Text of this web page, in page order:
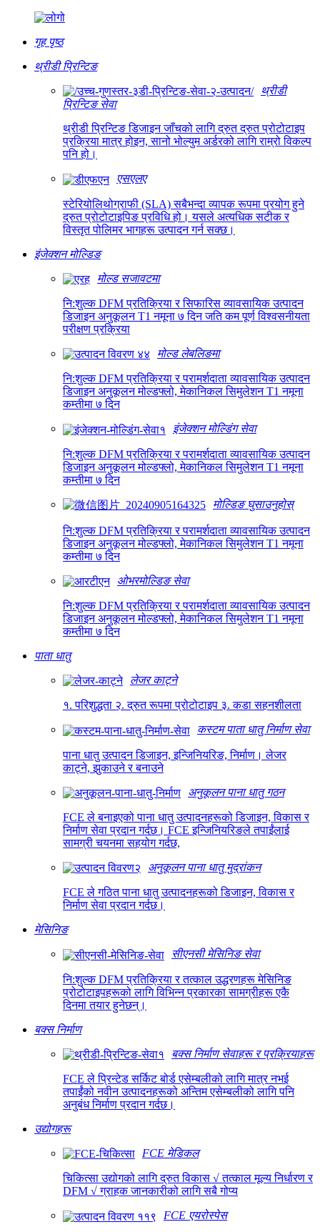
गृह पृष्ठ
थ्रीडी प्रिन्टिङ
थ्रीडी
प्रिन्टिङ सेवा
थ्रीडी प्रिन्टिङ डिजाइन जाँचको लागि द्रुत द्रुत प्रोटोटाइप
प्रक्रिया मात्र होइन, सानो भोल्युम अर्डरको लागि राम्रो विकल्प
पनि हो।
एसएलए
स्टेरियोलिथोग्राफी (SLA) सबैभन्दा व्यापक रूपमा प्रयोग हुने
द्रुत प्रोटोटाइपिङ प्रविधि हो। यसले अत्यधिक सटीक र
विस्तृत पोलिमर भागहरू उत्पादन गर्न सक्छ।
इंजेक्शन मोल्डिङ
मोल्ड सजावटमा
नि:शुल्क DFM प्रतिक्रिया र सिफारिस व्यावसायिक उत्पादन
डिजाइन अनुकूलन T1 नमूना ७ दिन जति कम पूर्ण विश्वसनीयता
परीक्षण प्रक्रिया
मोल्ड लेबलिङमा
नि:शुल्क DFM प्रतिक्रिया र परामर्शदाता व्यावसायिक उत्पादन
डिजाइन अनुकूलन मोल्डफ्लो, मेकानिकल सिमुलेशन T1 नमूना
कम्तीमा ७ दिन
इंजेक्शन मोल्डिंग सेवा
नि:शुल्क DFM प्रतिक्रिया र परामर्शदाता व्यावसायिक उत्पादन
डिजाइन अनुकूलन मोल्डफ्लो, मेकानिकल सिमुलेशन T1 नमूना
कम्तीमा ७ दिन
मोल्डिङ घुसाउनुहोस्
नि:शुल्क DFM प्रतिक्रिया र परामर्शदाता व्यावसायिक उत्पादन
डिजाइन अनुकूलन मोल्डफ्लो, मेकानिकल सिमुलेशन T1 नमूना
कम्तीमा ७ दिन
ओभरमोल्डिङ सेवा
नि:शुल्क DFM प्रतिक्रिया र परामर्शदाता व्यावसायिक उत्पादन
डिजाइन अनुकूलन मोल्डफ्लो, मेकानिकल सिमुलेशन T1 नमूना
कम्तीमा ७ दिन
पाता धातु
लेजर काट्ने
१. परिशुद्धता २. द्रुत रूपमा प्रोटोटाइप ३. कडा सहनशीलता
कस्टम पाता धातु निर्माण सेवा
पाना धातु उत्पादन डिजाइन, इन्जिनियरिङ, निर्माण। लेजर
काट्ने, झुकाउने र बनाउने
अनुकूलन पाना धातु गठन
FCE ले बनाइएको पाना धातु उत्पादनहरूको डिजाइन, विकास र
निर्माण सेवा प्रदान गर्दछ। FCE इन्जिनियरिङले तपाईंलाई
सामग्री चयनमा सहयोग गर्दछ,
अनुकूलन पाना धातु मुद्रांकन
FCE ले गठित पाना धातु उत्पादनहरूको डिजाइन, विकास र
निर्माण सेवा प्रदान गर्दछ।
मेसिनिङ
सीएनसी मेसिनिङ सेवा
नि:शुल्क DFM प्रतिक्रिया र तत्काल उद्धरणहरू मेसिनिङ
प्रोटोटाइपहरूको लागि विभिन्न प्रकारका सामग्रीहरू एकै
दिनमा तयार हुनेछन्।
बक्स निर्माण
बक्स निर्माण सेवाहरू र प्रक्रियाहरू
FCE ले प्रिन्टेड सर्किट बोर्ड एसेम्बलीको लागि मात्र नभई
तपाईंको नवीन उत्पादनहरूको अन्तिम एसेम्बलीको लागि पनि
अनुबंध निर्माण प्रदान गर्दछ।
उद्योगहरू
FCE मेडिकल
चिकित्सा उद्योगको लागि द्रुत विकास √ तत्काल मूल्य निर्धारण र
DFM √ ग्राहक जानकारीको लागि सबै गोप्य
FCE एयरोस्पेस